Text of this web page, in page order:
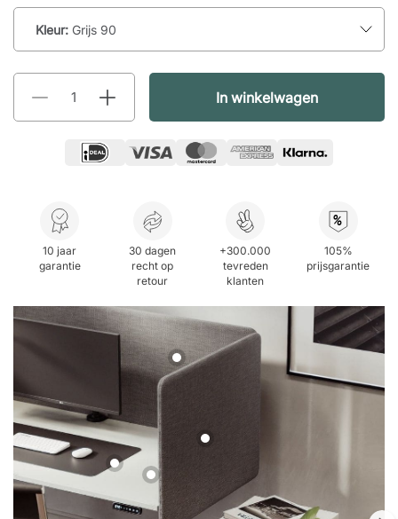
Kleur: Grijs 90
In winkelwagen
10 jaar
garantie
30 dagen
recht op
retour
+300.000
tevreden
klanten
%
105%
prijsgarantie